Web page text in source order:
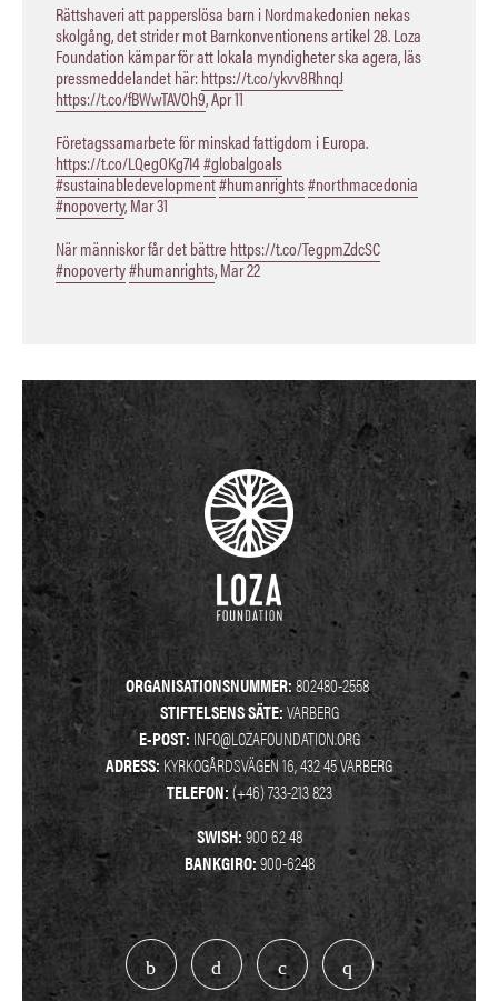
Rättshaveri att papperslösa barn i Nordmakedonien nekas
skolgång, det strider mot Barnkonventionens artikel 28. Loza
Foundation kämpar för att lokala myndigheter ska agera, läs
pressmeddelandet här:https://t.co/ykvv8RhnqJ
https://t.co/fBWwTAVOh9,Apr 11
Företagssamarbete för minskad fattigdom i Europa.
https://t.co/LQegOKg7I4#globalgoals
#sustainabledevelopment#humanrights#northmacedonia
#nopoverty,Mar 31
När människor får det bättre https://t.co/TegpmZdcSC
#nopoverty#humanrights,Mar 22
ORGANISATIONSNUMMER:802480-2558
STIFTELSENS SÄTE:VARBERG
E-POST: INFO@LOZAFOUNDATION.ORG
ADRESS: KYRKOGÅRDSVÄGEN 16, 432 45 VARBERG
TELEFON:(+46) 733-213 823
SWISH:900 62 48
BANKGIRO:900-6248